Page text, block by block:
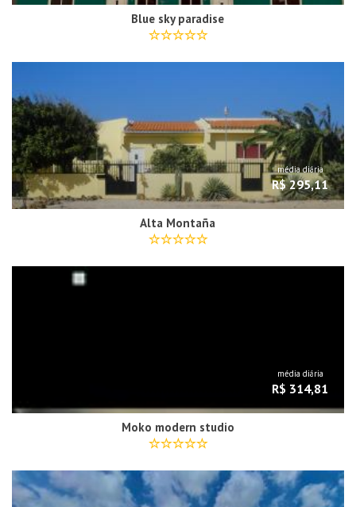
Blue sky paradise
média diária
R$ 295,11
Alta Montaña
média diária
R$ 314,81
Moko modern studio